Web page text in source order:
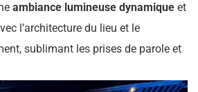
ambiance lumineuse dynamique et
l’architecture du lieu et le
sublimant les prises de parole et